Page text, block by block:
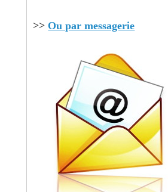
>> Ou par messagerie